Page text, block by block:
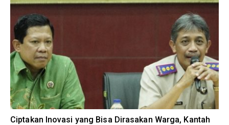
Ciptakan Inovasi yang Bisa Dirasakan Warga, Kantah